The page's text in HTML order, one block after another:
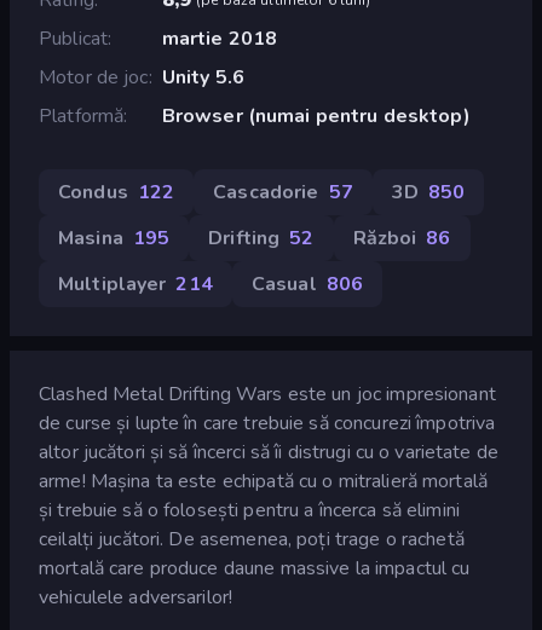
Publicat
martie 2018
Motor de joc Unity 5.6
Platformă
Browser (numai pentru desktop)
Condus 122 Cascadorie 57 3D 850
Masina 195 Drifting 52 Război 86
Multiplayer 214 Casual 806
Clashed Metal Drifting Wars este un joc impresionant
de curse și lupte în care trebuie să concurezi împotriva
altor jucători și să încerci să îi distrugi cu o varietate de
arme! Mașina ta este echipată cu o mitralieră mortală
și trebuie să o folosești pentru a încerca să elimini
ceilalți jucători. De asemenea, poți trage o rachetă
mortală care produce daune massive la impactul cu
vehiculele adversarilor!